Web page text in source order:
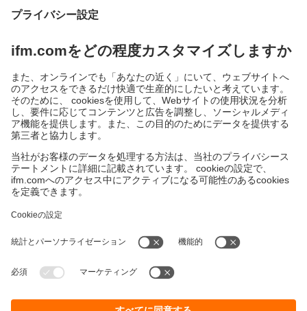
ードバックシステム
持続可能性
保証ポリシー
拠点一覧 (EN)
Cookies